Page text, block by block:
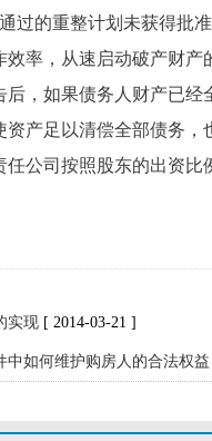
通过的重整计划未获得批
率，从速启动破产财
后，如果债务人财产已
产足以清偿全部债务
公司按照股东的出资
实现 [ 2014-03-21 ]
中如何维护购房人的合法权益